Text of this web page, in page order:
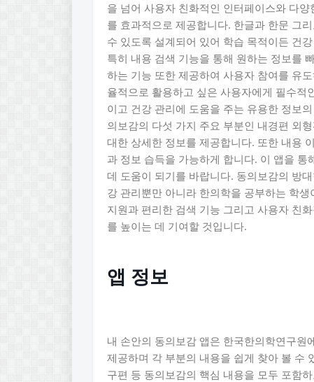
을 넘어 사용자 친화적인 인터페이스와 다
를 효과적으로 제공합니다. 한글과 한문 그
수 있도록 설계되어 있어 학습 목적이든 건
특히 내용 검색 기능을 통해 원하는 정보를
하는 기능 또한 제공하여 사용자 참여를 유
율적으로 활용하고 싶은 사용자에게 필수적
이고 건강 관리에 도움을 주는 유용한 정보
의보감의 다섯 가지 주요 부분인 내경편 외
대한 상세한 정보를 제공합니다. 또한 내용
과 정보 습득을 가능하게 합니다. 이 앱을
데 도움이 되기를 바랍니다. 동의보감의 방
강 관리뿐만 아니라 한의학을 공부하는 학
지원과 편리한 검색 기능 그리고 사용자 친
를 높이는 데 기여할 것입니다.
앱 정보
내 손안의 동의보감 앱은 한국한의학연구
제공하며 각 부분의 내용을 쉽게 찾아 볼 수
구편 등 동의보감의 핵심 내용을 모두 포함